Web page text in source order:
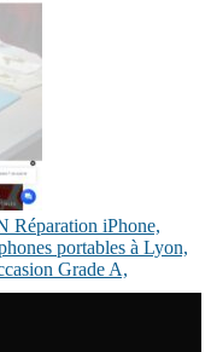
Réparation iPhone,
portables à Lyon,
Grade A,